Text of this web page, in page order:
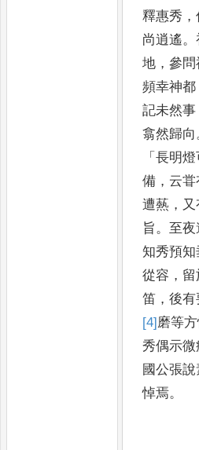
釋惠秀 ，
尚逍遙。
地 ，參問
頻幸神都
記未然事
翕然歸向
「長明燈
備 ， 云甞
遭爇 ，
旨 。至夜
知秀預知
從容 ， 留
笛 ，後有
[4]磨等
秀偶示微
國公張說
悼焉。